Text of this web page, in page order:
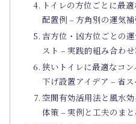
トイレの方位ごとに最
配置例 – 方角別の運気
吉方位・凶方位ごとの
スト – 実践的組み合わ
狭いトイレに最適なコ
下げ設置アイデア – 省
空間有効活用法と風水
体策 – 実例と工夫のまと